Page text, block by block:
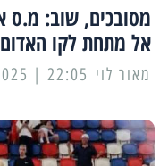
אל מתחת לקו האדום
מאור לוי 22:05 | 29/03/2025